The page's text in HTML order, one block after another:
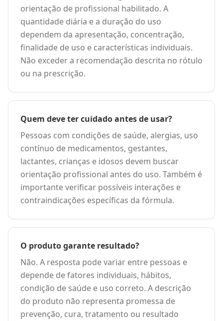
orientação de profissional habilitado. A
quantidade diária e a duração do uso
dependem da apresentação, concentração,
finalidade de uso e características individuais.
Não exceder a recomendação descrita no rótulo
ou na prescrição.
Quem deve ter cuidado antes de usar?
Pessoas com condições de saúde, alergias, uso
contínuo de medicamentos, gestantes,
lactantes, crianças e idosos devem buscar
orientação profissional antes do uso. Também é
importante verificar possíveis interações e
contraindicações específicas da fórmula.
O produto garante resultado?
Não. A resposta pode variar entre pessoas e
depende de fatores individuais, hábitos,
condição de saúde e uso correto. A descrição
do produto não representa promessa de
prevenção, cura, tratamento ou resultado